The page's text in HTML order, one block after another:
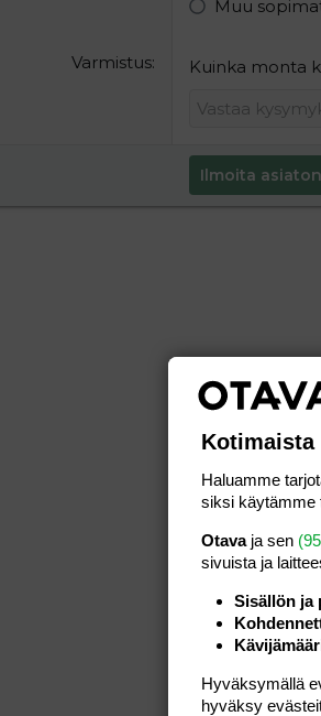
Muu
Varmistus Kuinka monta
Ilmoita
Kotimaista
Haluamme
siksi käytämme
Otavaja sen
sivuista ja
Sisällön ja
Hyväksymällä
hyväksy